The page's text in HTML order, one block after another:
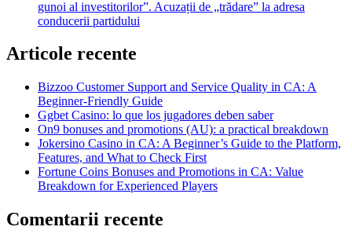
gunoi al investitorilor”. Acuzații de „trădare” la adresa
conducerii partidului
Articole recente
Bizzoo Customer Support and Service Quality in CA: A
Beginner-Friendly Guide
Ggbet Casino: lo que los jugadores deben saber
On9 bonuses and promotions (AU): a practical breakdown
Jokersino Casino in CA: A Beginner’s Guide to the Platform,
Features, and What to Check First
Fortune Coins Bonuses and Promotions in CA: Value
Breakdown for Experienced Players
Comentarii recente